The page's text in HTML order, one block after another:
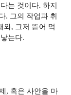
는 것이다. 하지
. 그의 작업과 취
와, 그저 뜯어 먹
는다.
, 혹은 사안을 마